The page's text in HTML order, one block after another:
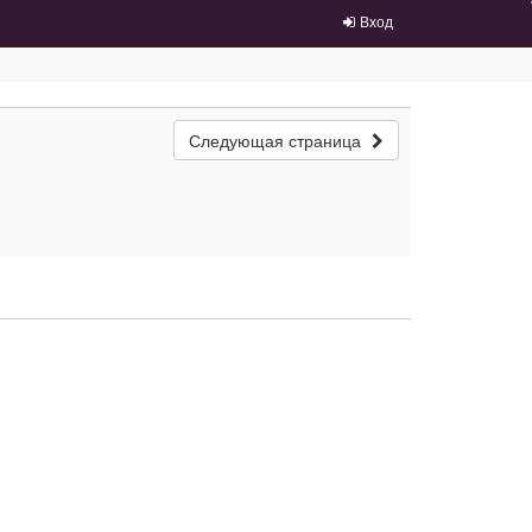
Вход
Следующая страница